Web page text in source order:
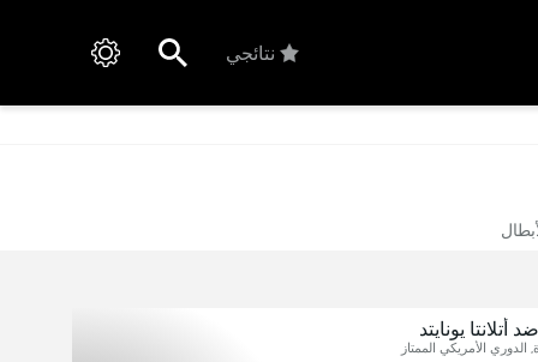
نتائجي
أتلانتا يونايتد
الدوري الأمريكي الممتاز